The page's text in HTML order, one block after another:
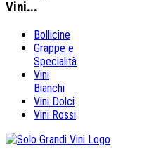
Vini...
Bollicine
Grappe e
Specialità
Vini
Bianchi
Vini Dolci
Vini Rossi